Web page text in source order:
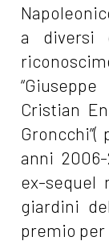
a diversi
Cristian
anni 2006-
ex-sequel
giardini
premio per